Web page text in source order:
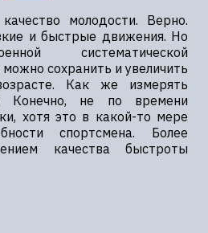
молодости. Верно.
и быстрые движения. Но
систематической
сохранить и увеличить
Как же измерять
Конечно, не по времени
хотя это в какой-то мере
спортсмена. Более
качества быстроты